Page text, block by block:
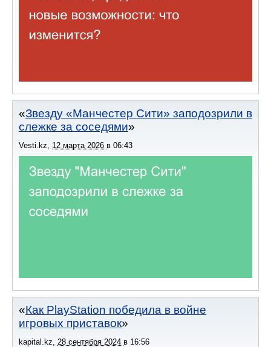
Звезду «Манчестер Сити» заподозрили в
слежке за соседями
Vesti.kz 12 марта 2026 в 06:43
Как PlayStation победила в войне
игровых приставок
kapital.kz 28 сентября 2024 в 16:56